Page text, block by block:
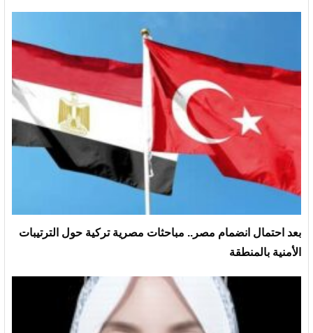
بعد احتمال انضمام مصر.. مباحثات مصرية تركية حول الترتيبات
الأمنية بالمنطقة